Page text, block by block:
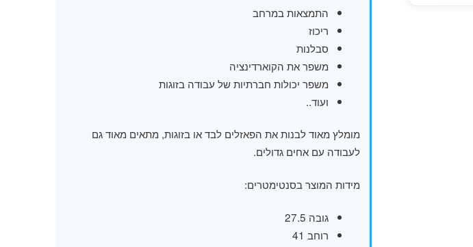
התמצאות במרחב
ריכוז
סבלנות
משפר את הקוארדינציה
משפר יכולות חברתיות של עבודה בזוגות
ועוד..
מומלץ מאוד לבנות את הפאזלים לבד או בזוגות, מתאים מאוד גם
לעבודה עם אחים גדולים.
מידות המוצר בסנטימטרים:
גובה 27.5
רוחב 41